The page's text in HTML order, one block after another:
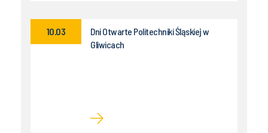
Dni Otwarte Politechniki Śląskiej w
Gliwicach
10.03